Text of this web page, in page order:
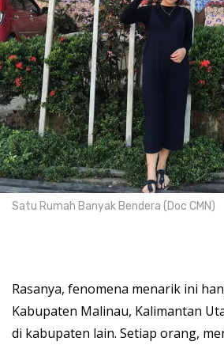
Satu Rumah Banyak Bendera (Doc CMN)
Rasanya, fenomena menarik ini
Kabupaten Malinau, Kalimantan
di kabupaten lain. Setiap orang,